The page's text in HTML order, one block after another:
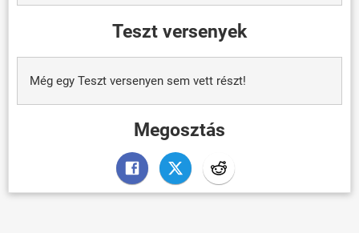
Teszt versenyek
Még egy Teszt versenyen sem vett részt!
Megosztás